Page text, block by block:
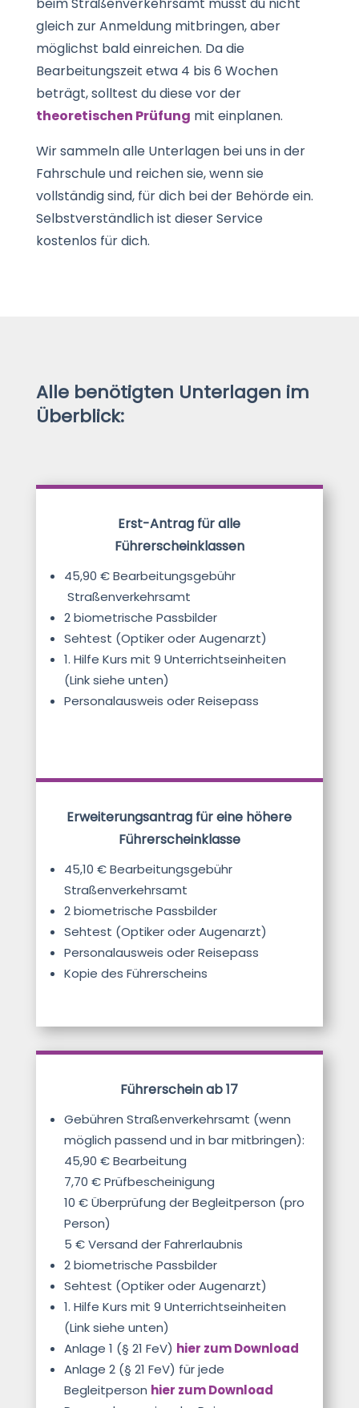
beim Straßenverkehrsamt musst du nicht
gleich zur Anmeldung mitbringen, aber
möglichst bald einreichen. Da die
Bearbeitungszeit etwa 4 bis 6 Wochen
beträgt, solltest du diese vor der
theoretischen Prüfung mit einplanen.
Wir sammeln alle Unterlagen bei uns in der
Fahrschule und reichen sie, wenn sie
vollständig sind, für dich bei der Behörde ein.
Selbstverständlich ist dieser Service
kostenlos für dich.
Alle benötigten Unterlagen im
Überblick:
Erst-Antrag für alle
Führerscheinklassen
45,90 € Bearbeitungsgebühr
Straßenverkehrsamt
2 biometrische Passbilder
Sehtest (Optiker oder Augenarzt)
1. Hilfe Kurs mit 9 Unterrichtseinheiten
(Link siehe unten)
Personalausweis oder Reisepass
Erweiterungsantrag für eine höhere
Führerscheinklasse
45,10 € Bearbeitungsgebühr
Straßenverkehrsamt
2 biometrische Passbilder
Sehtest (Optiker oder Augenarzt)
Personalausweis oder Reisepass
Kopie des Führerscheins
Führerschein ab 17
Gebühren Straßenverkehrsamt (wenn
möglich passend und in bar mitbringen):
45,90 € Bearbeitung
7,70 € Prüfbescheinigung
10 € Überprüfung der Begleitperson (pro
Person)
5 € Versand der Fahrerlaubnis
2 biometrische Passbilder
Sehtest (Optiker oder Augenarzt)
1. Hilfe Kurs mit 9 Unterrichtseinheiten
(Link siehe unten)
Anlage 1 (§ 21 FeV) hier zum Download
Anlage 2 (§ 21 FeV) für jede
Begleitperson hier zum Download